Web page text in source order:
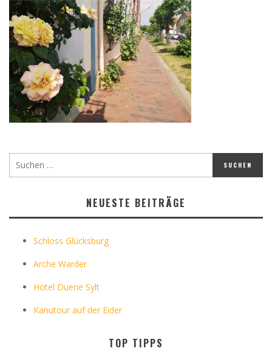
NEUESTE BEITRÄGE
Schloss Glücksburg
Arche Warder
Hotel Duene Sylt
Kanutour auf der Eider
TOP TIPPS